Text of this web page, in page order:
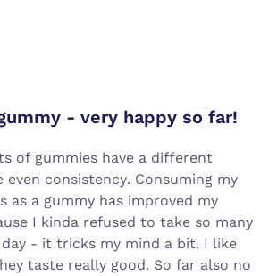
- very happy so far!
of gummies have a different
even consistency. Consuming my
as a gummy has improved my
I kinda refused to take so many
day - it tricks my mind a bit. I like
taste really good. So far also no